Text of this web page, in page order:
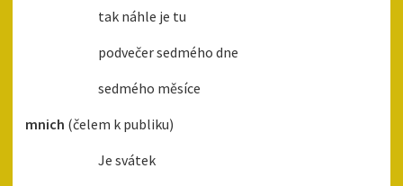
tak náhle je tu
podvečer sedmého dne
sedmého měsíce
mnich (čelem k publiku)
Je svátek